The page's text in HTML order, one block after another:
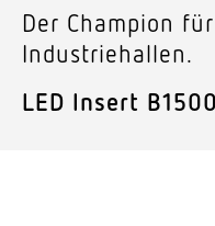
Der Champion
Industriehallen.
LED Insert